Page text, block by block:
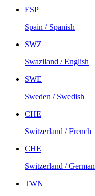
ESP
Spain / Spanish
SWZ
Swaziland / English
SWE
Sweden / Swedish
CHE
Switzerland / French
CHE
Switzerland / German
TWN